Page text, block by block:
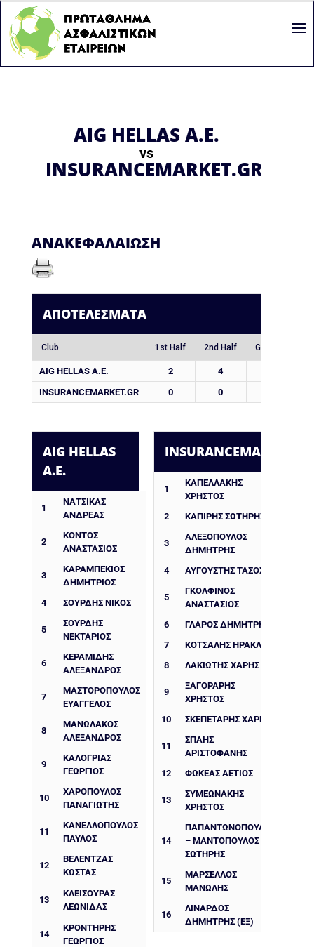
AIG HELLAS A.E.
vs
INSURANCEMARKET.GR
ΑΝΑΚΕΦΑΛΑΊΩΣΗ
ΑΠΟΤΕΛΈΣΜΑΤΑ
Club 1st Half 2nd Half Goals
AIG HELLAS A.E. 2 4
INSURANCEMARKET.GR
0 0
AIG HELLAS
A.E.
1
ΝΑΤΣΙΚΑΣ
ΑΝΔΡΕΑΣ
2
ΚΟΝΤΟΣ
ΑΝΑΣΤΑΣΙΟΣ
3
ΚΑΡΑΜΠΕΚΙΟΣ
ΔΗΜΗΤΡΙΟΣ
4
ΣΟΥΡΔΗΣ ΝΙΚΟΣ
5
ΣΟΥΡΔΗΣ
ΝΕΚΤΑΡΙΟΣ
6
ΚΕΡΑΜΙΔΗΣ
ΑΛΕΞΑΝΔΡΟΣ
7
ΜΑΣΤΟΡΟΠΟΥΛΟΣ
ΕΥΑΓΓΕΛΟΣ
8
ΜΑΝΩΛΑΚΟΣ
ΑΛΕΞΑΝΔΡΟΣ
9
ΚΑΛΟΓΡΙΑΣ
ΓΕΩΡΓΙΟΣ
10
ΧΑΡΟΠΟΥΛΟΣ
ΠΑΝΑΓΙΩΤΗΣ
11
ΚΑΝΕΛΛΟΠΟΥΛΟΣ
ΠΑΥΛΟΣ
12
ΒΕΛΕΝΤΖΑΣ
ΚΩΣΤΑΣ
13
ΚΛΕΙΣΟΥΡΑΣ
ΛΕΩΝΙΔΑΣ
14
ΚΡΟΝΤΗΡΗΣ
ΓΕΩΡΓΙΟΣ
INSURANCEMARKET.GR
1
ΚΑΠΕΛΛΆΚΗΣ
ΧΡΉΣΤΟΣ
2
ΚΑΠΊΡΗΣ ΣΩΤΉΡΗΣ
3
ΑΛΕΞΌΠΟΥΛΟΣ
ΔΗΜΉΤΡΗΣ
4
ΑΥΓΟΥΣΤΉΣ ΤΆΣΟΣ
5
ΓΚΟΛΦΊΝΟΣ
ΑΝΑΣΤΆΣΙΟΣ
6
ΓΛΆΡΟΣ ΔΗΜΉΤΡΗΣ
7
ΚΌΤΣΑΛΗΣ ΗΡΑΚΛΉΣ
8
ΛΑΚΙΏΤΗΣ ΧΆΡΗΣ
9
ΞΑΓΟΡΆΡΗΣ
ΧΡΉΣΤΟΣ
10
ΣΚΕΠΕΤΆΡΗΣ ΧΆΡΗΣ
11
ΣΠΑΉΣ
ΑΡΙΣΤΟΦΆΝΗΣ
12
ΦΩΚΈΑΣ ΑΈΤΙΟΣ
13
ΣΥΜΕΩΝΆΚΗΣ
ΧΡΉΣΤΟΣ
14
ΠΑΠΑΝΤΩΝΌΠΟΥΛΟΣ
– ΜΑΝΤΌΠΟΥΛΟΣ
ΣΩΤΉΡΗΣ
15
ΜΑΡΣΈΛΛΟΣ
ΜΑΝΏΛΗΣ
16
ΛΙΝΆΡΔΟΣ
ΔΗΜΉΤΡΗΣ (ΕΞ)